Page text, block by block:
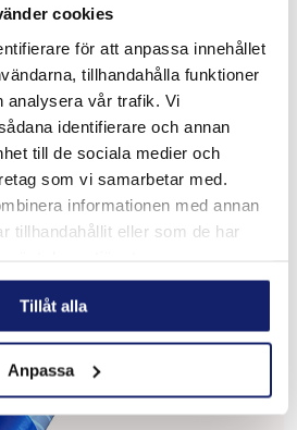
cookies
för att anpassa innehållet
tillhandahålla funktioner
analysera vår trafik. Vi
identifierare och annan
till de sociala medier och
som vi samarbetar med.
informationen med annan
tillhandahållit eller som de har
Tillåt alla
Anpassa
av rostfritt stål som typ 16-8-2,
och 347 med kolhalt från 0,04 %
och högtemperaturrörsystem.
LÄS MER
PRODUKTBLAD